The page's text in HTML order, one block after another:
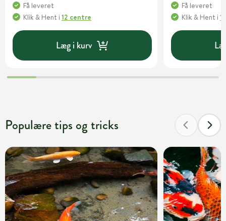
Få leveret
Klik & Hent i 12 centre
Læg i kurv
Få leveret
Klik & Hent i
Populære tips og tricks